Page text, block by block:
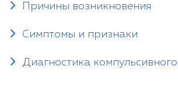
Причины возникновения
Симптомы и признаки
Диагностика